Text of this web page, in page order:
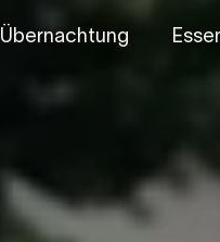
Übernachtung